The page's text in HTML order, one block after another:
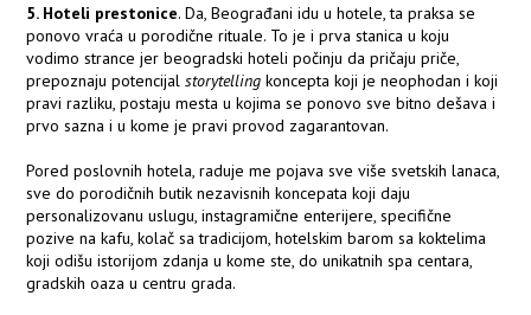
5. Hoteli prestonice. Da, Beograđani idu u hotele, ta praksa se
ponovo vraća u porodične rituale. To je i prva stanica u koju
vodimo strance jer beogradski hoteli počinju da pričaju priče,
prepoznaju potencijalstorytelling koncepta koji je neophodan i koji
pravi razliku, postaju mesta u kojima se ponovo sve bitno dešava i
prvo sazna i u kome je pravi provod zagarantovan.
Pored poslovnih hotela, raduje me pojava sve više svetskih lanaca,
sve do porodičnih butik nezavisnih koncepata koji daju
personalizovanu uslugu, instagramične enterijere, specifične
pozive na kafu, kolač sa tradicijom, hotelskim barom sa koktelima
koji odišu istorijom zdanja u kome ste, do unikatnih spa centara,
gradskih oaza u centru grada.